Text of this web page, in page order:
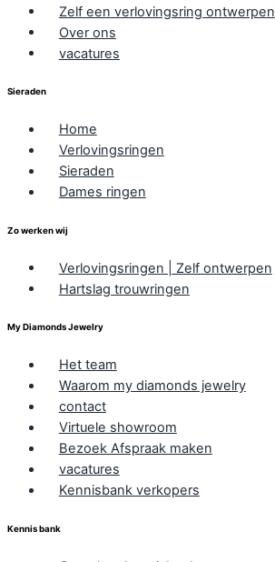
Zelf een verlovingsring ontwerpen
Over ons
vacatures
Sieraden
Home
Verlovingsringen
Sieraden
Dames ringen
Zo werken wij
Verlovingsringen | Zelf ontwerpen
Hartslag trouwringen
My Diamonds Jewelry
Het team
Waarom my diamonds jewelry
contact
Virtuele showroom
Bezoek Afspraak maken
vacatures
Kennisbank verkopers
Kennis bank